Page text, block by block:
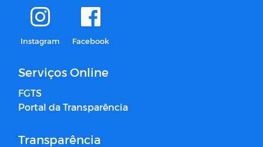
Instagram Facebook
Serviços Online
FGTS
Portal da Transparência
Transparência